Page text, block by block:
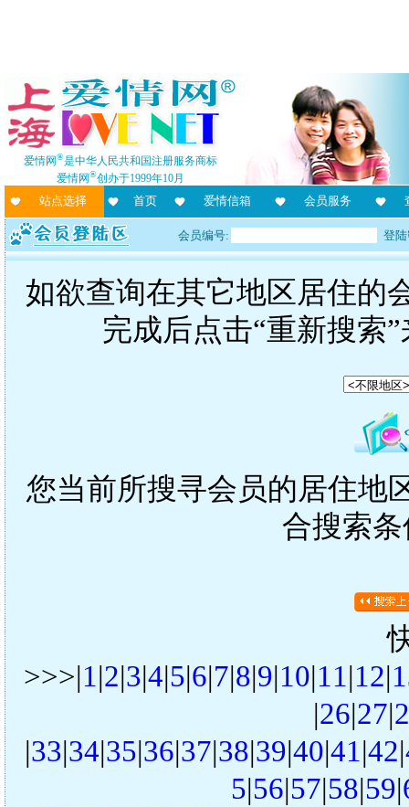
爱情网®是中华人民共和国注册服务商标
爱情网®创办于1999年10月
站点选择 首页 爱情信箱 会员服务
会员编号: 登
如欲查询在其它地区居住的
完成后点击“重新搜索
您当前所搜寻会员的居住地
合搜索
>>>|1|2|3|4|5|6|7|8|9|10|11|12|
|26|27|
|33|34|35|36|37|38|39|40|41|42|
5|56|57|58|59|